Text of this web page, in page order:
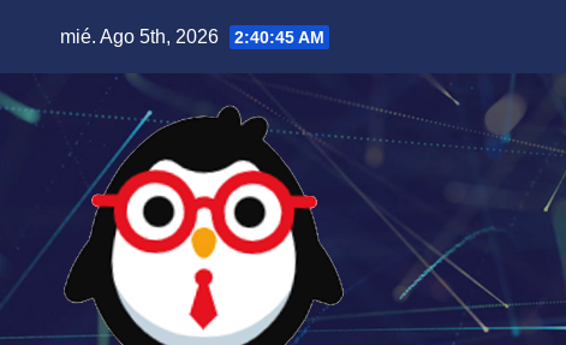
contenido
mié. Ago 5th, 2026 2:40:46 AM